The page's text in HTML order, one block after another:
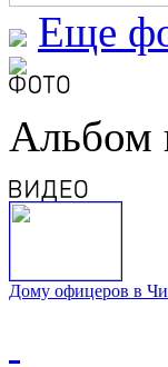
Еще
Альбом
Дому офицеров в